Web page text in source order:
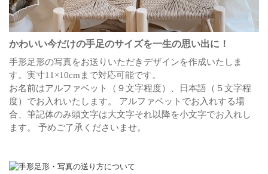
かわいい今だけの手足のサイズを一生の思い出に！
手形足形の写真をお送りいただきデザインを作成いたしま
す。 実寸11×10cmまで対応可能です。
お名前はアルファベット（９文字程度）、日本語（５文字程
度）でお入れいたします。
アルファベットでお入れする場
合、筆記体のみ頭文字は大文字それ以降を小文字でお入れし
ます。
予めご了承くださいませ。